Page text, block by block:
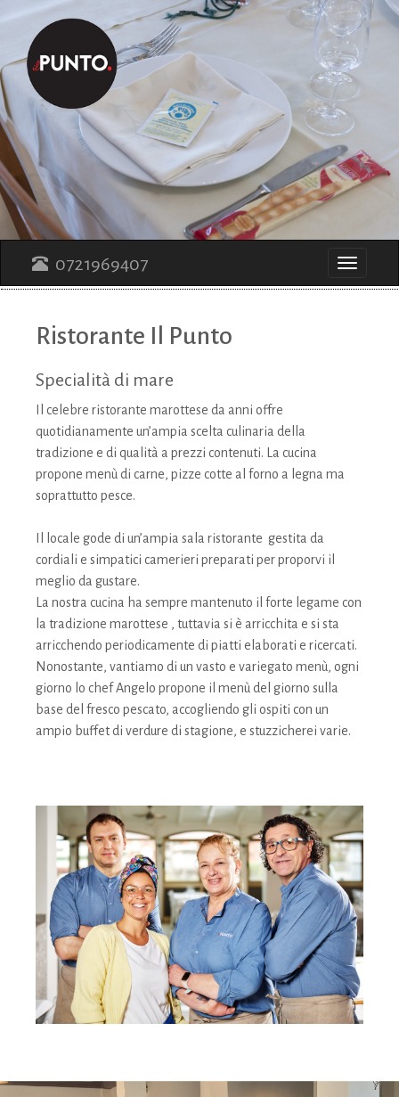
Toggle
0721969407
Ristorante Il Punto
Specialità di mare
Il celebre ristorante marottese da anni offre
quotidianamente un’ampia scelta culinaria della
tradizione e di qualità a prezzi contenuti. La cucina
propone menù di carne, pizze cotte al forno a legna ma
soprattutto pesce.
Il locale gode di un’ampia sala ristorante gestita da
cordiali e simpatici camerieri preparati per proporvi il
meglio da gustare.
La nostra cucina ha sempre mantenuto il forte legame con
la tradizione marottese , tuttavia si è arricchita e si sta
arricchendo periodicamente di piatti elaborati e ricercati.
Nonostante, vantiamo di un vasto e variegato menù, ogni
giorno lo chef Angelo propone il menù del giorno sulla
base del fresco pescato, accogliendo gli ospiti con un
ampio buffet di verdure di stagione, e stuzzicherei varie.